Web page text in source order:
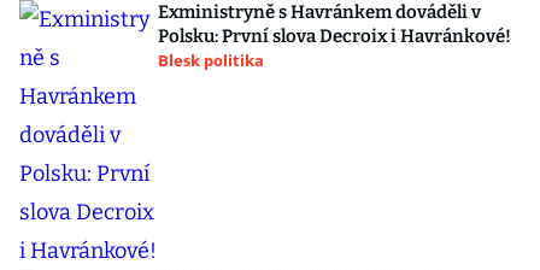
Exministryně s Havránkem dováděli v
Polsku: První slova Decroix i Havránkové!
Blesk politika